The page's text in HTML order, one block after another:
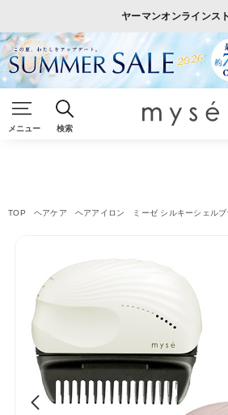
ヤーマンオンラインス
メニュー 検索
TOP ヘアケア ヘアアイロン ミーゼ シルキーシェルブ